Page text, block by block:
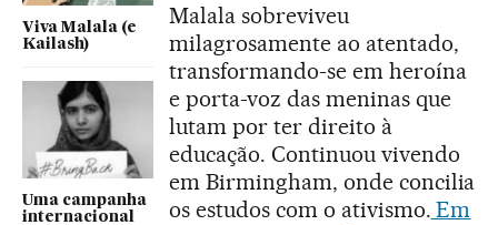
Viva Malala (e
Kailash)
Uma campanha
internacional
Malala sobreviveu
milagrosamente ao atentado,
transformando-se em heroína
e porta-voz das meninas que
lutam por ter direito à
educação. Continuou vivendo
em Birmingham, onde concilia
os estudos com o ativismo. Em